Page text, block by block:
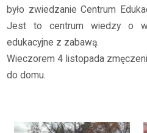
było zwiedzanie Centrum
Jest to centrum wiedzy o
edukacyjne z zabawą.
Wieczorem 4 listopada
do domu.